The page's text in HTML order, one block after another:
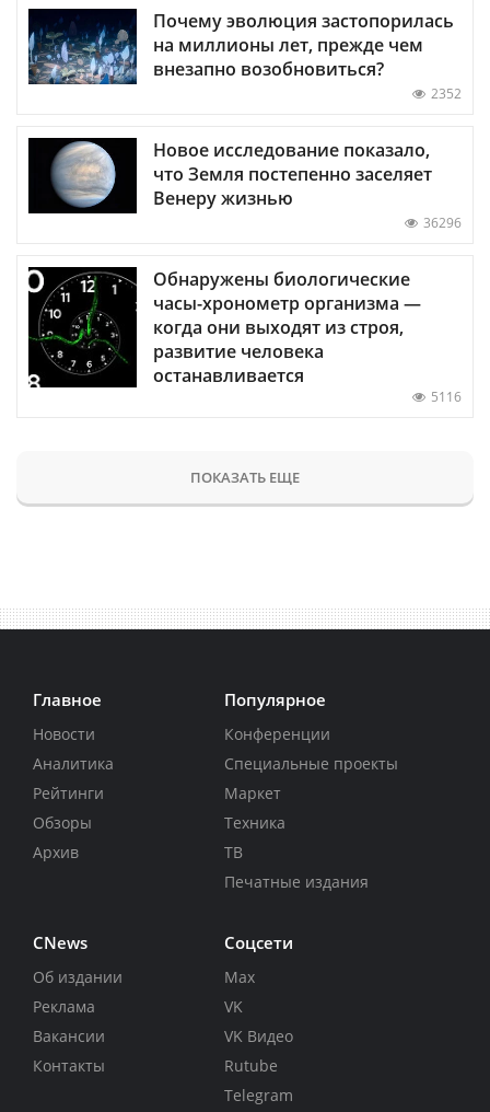
Почему эволюция застопорилась
на миллионы лет, прежде чем
внезапно возобновиться?
2352
Новое исследование показало,
что Земля постепенно заселяет
Венеру жизнью
36296
Обнаружены биологические
часы-хронометр организма —
когда они выходят из строя,
развитие человека
останавливается
5116
ПОКАЗАТЬ ЕЩЕ
Главное
Новости
Аналитика
Рейтинги
Обзоры
Архив
Популярное
Конференции
Специальные проекты
Маркет
Техника
ТВ
Печатные издания
CNews
Об издании
Реклама
Вакансии
Контакты
Соцсети
Max
VK
VK Видео
Rutube
Telegram